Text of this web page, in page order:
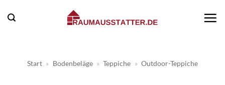
Inhalt
Start » Bodenbeläge » Teppiche » Outdoor-Teppiche